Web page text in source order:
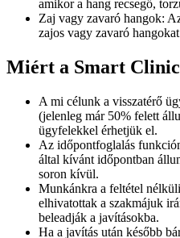
amikor a hang recsegő,
Zaj vagy zavaró hangok:
zajos vagy zavaró
Miért a Smart
A mi célunk a visszatérő
(jelenleg már 50% felett
ügyfelekkel érhetjük el.
Az időpontfoglalás
által kívánt időpontban
soron kívül.
Munkánkra a feltétel
elhivatottak a szakmájuk
beleadják a javításokba.
Ha a javítás után később